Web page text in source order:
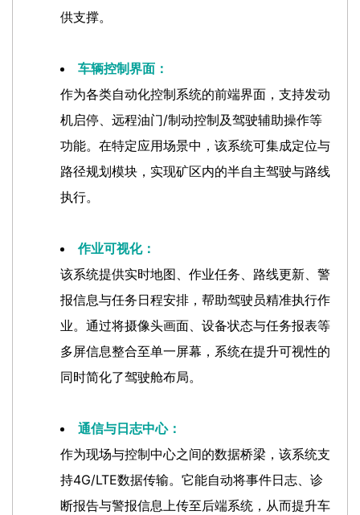
供支撑。
车辆控制界面：
作为各类自动化控制系统的前端界面，支持发动
机启停、远程油门/制动控制及驾驶辅助操作等
功能。在特定应用场景中，该系统可集成定位与
路径规划模块，实现矿区内的半自主驾驶与路线
执行。
作业可视化：
该系统提供实时地图、作业任务、路线更新、警
报信息与任务日程安排，帮助驾驶员精准执行作
业。通过将摄像头画面、设备状态与任务报表等
多屏信息整合至单一屏幕，系统在提升可视性的
同时简化了驾驶舱布局。
通信与日志中心：
作为现场与控制中心之间的数据桥梁，该系统支
持4G/LTE数据传输。它能自动将事件日志、诊
断报告与警报信息上传至后端系统，从而提升车